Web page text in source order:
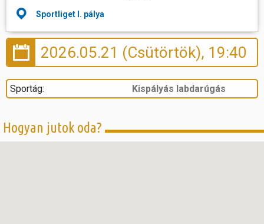
Sportliget I. pálya
2026.05.21 (Csütörtök), 19:40
Sportág: Kispályás labdarúgás
Hogyan jutok oda?